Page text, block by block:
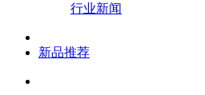
行业新闻
新品推荐